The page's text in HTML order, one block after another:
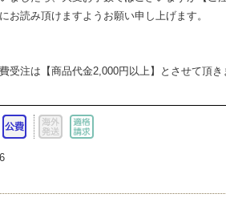
お読み頂けますようお願い申し上げます。
受注は【商品代金2,000円以上】とさせて頂き